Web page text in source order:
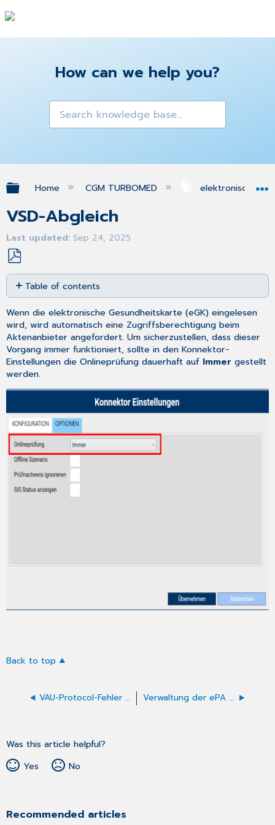
How can we help you?
Expand/collapse global hierarchy
Home CGM TURBOMED elektronische
VSD-Abgleich
Last updated Sep 24, 2025
Save
as
PDF
Table of contents
No
headers
Wenn die elektronische Gesundheitskarte (eGK) eingelesen
wird, wird automatisch eine Zugriffsberechtigung beim
Aktenanbieter angefordert. Um sicherzustellen, dass dieser
Vorgang immer funktioniert, sollte in den Konnektor-
Einstellungen die Onlineprüfung dauerhaft auf Immer gestellt
werden.
Back to top
VAU-Protocol-Fehler in der C-BOX bei ePA (Fehlerstatus 502, Transcript mismatch) Verwaltung der ePA eines Patienten/Versicherten
Was this article helpful?
Yes
No
Recommended articles